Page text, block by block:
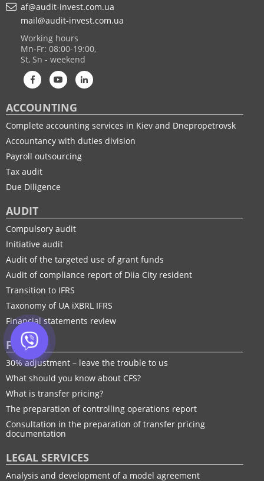
af@audit-invest.com.ua
mail@audit-invest.com.ua
Working hours
Mn-Fr: 08:00-19:00,
St, Sn - weekend
ACCOUNTING
Complete accounting services in Kiev and Dnepropetrovsk
Accountancy with duties division
Payroll outsourcing
Tax audit
Due Diligence
AUDIT
Compulsory audit
Initiative audit
Audit of the targeted use of grant funds
Audit of compliance report of Diia City resident
Transition to IFRS
Taxonomy of UA іXBRL IFRS
Financial statements review
FTP
30% adjustment – leave the trouble to us
What should you know about CFS?
What is transfer pricing?
The preparation of controlling operations report
Consultation in the preparation of transfer pricing
documentation
LEGAL SERVICES
Analysis and development of a model agreement